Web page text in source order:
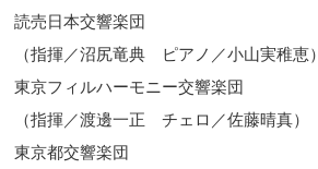
読売日本交響楽団
（指揮／沼尻竜典 ピアノ／小山実稚恵）
東京フィルハーモニー交響楽団
（指揮／渡邊一正 チェロ／佐藤晴真）
東京都交響楽団